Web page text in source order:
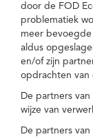
door de FOD
problematiek
meer
aldus
en/of zijn
opdrachten van
De partners
wijze van
De partners